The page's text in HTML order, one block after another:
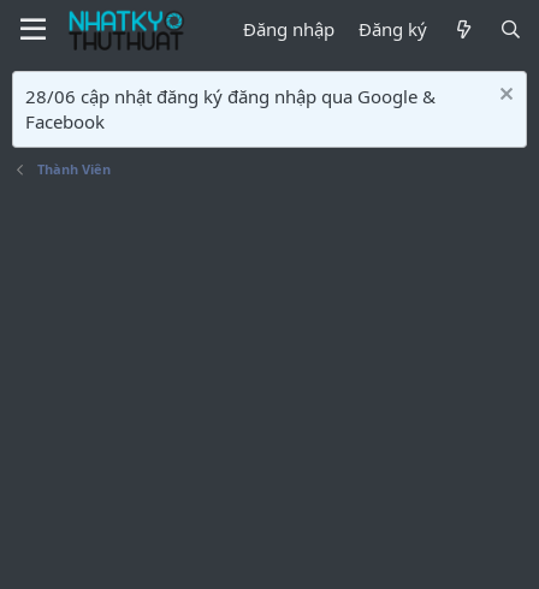
Đăng nhập Đăng ký
28/06 cập nhật đăng ký đăng nhập qua Google &
Facebook
Thành Viên